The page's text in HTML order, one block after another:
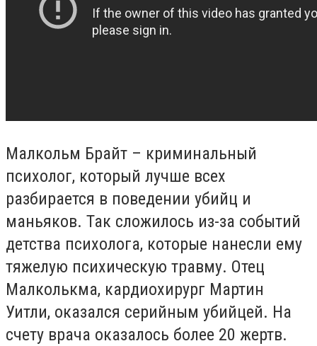
Малкольм Брайт – криминальный
психолог, который лучше всех
разбирается в поведении убийц и
маньяков. Так сложилось из-за событий
детства психолога, которые нанесли ему
тяжелую психическую травму. Отец
Малколькма, кардиохирург Мартин
Уитли, оказался серийным убийцей. На
счету врача оказалось более 20 жертв.